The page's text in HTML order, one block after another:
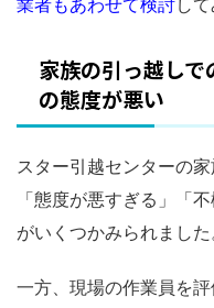
業者もあわせて検討し
家族の引っ越し
の態度が悪い
スター引越センターの
「態度が悪すぎる」「
がいくつかみられました
一方、現場の作業員を評